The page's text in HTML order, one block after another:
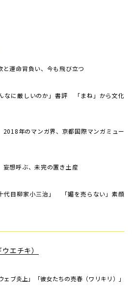
運命背負い、今も飛び立つ
なに厳しいのか」書評 「まね」から文化
年のマンガ界、京都国際マンガミュー
想呼ぶ、未完の置き土産
代目柳家小三治」 「媚を売らない」素顔
エチキ）
ブ炎上」「彼女たちの売春（ワリキリ）」